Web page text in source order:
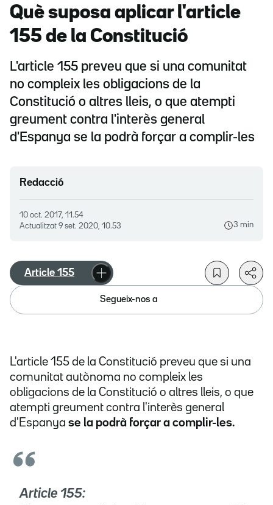
Què suposa aplicar l'article
155 de la Constitució
L'article 155 preveu que si una comunitat
no compleix les obligacions de la
Constitució o altres lleis, o que atempti
greument contra l'interès general
d'Espanya se la podrà forçar a complir-les
Redacció
10 oct. 2017, 11.54
Actualitzat 9 set. 2020, 10.53 3 min
Article 155
Segueix-nos a
L'article 155 de la Constitució preveu que si una
comunitat autònoma no compleix les
obligacions de la Constitució o altres lleis, o que
atempti greument contra l'interès general
d'Espanya se la podrà forçar a complir-les.
Article 155: